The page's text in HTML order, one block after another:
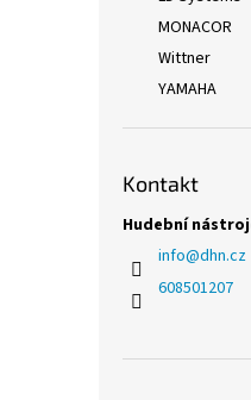
MONACOR
Wittner
YAMAHA
Kontakt
Hudební
info@dhn.cz
608501207